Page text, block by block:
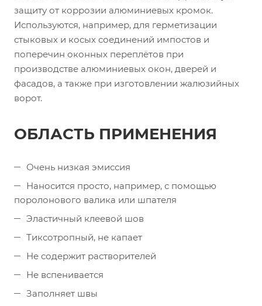
защиту от коррозии алюминиевых кромок.
Используются, например, для герметизации
стыковых и косых соединений импостов и
поперечин оконных переплётов при
производстве алюминиевых окон, дверей и
фасадов, а также при изготовлении жалюзийных
ворот.
ОБЛАСТЬ ПРИМЕНЕНИЯ
Очень низкая эмиссия
Наносится просто, например, с помощью
поролонового валика или шпателя
Эластичный клеевой шов
Тиксотропный, не капает
Не содержит растворителей
Не вспенивается
Заполняет швы